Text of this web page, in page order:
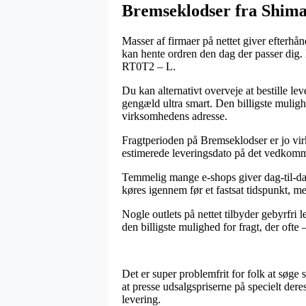
Bremseklodser fra
Masser af firmaer på nettet giver
kan hente ordren den dag der passer
RT0T2 – L.
Du kan alternativt overveje at bestille
gengæld ultra smart. Den billigste
virksomhedens adresse.
Fragtperioden på Bremseklodser er jo
estimerede leveringsdato på det
Temmelig mange e-shops giver dag-til-
køres igennem før et fastsat tidspunkt,
Nogle outlets på nettet tilbyder gebyrfri
den billigste mulighed for fragt, der ofte
Det er super problemfrit for folk at søge
at presse udsalgspriserne på specielt
levering.